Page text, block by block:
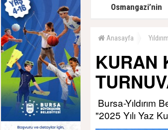
Osmangazi’nin
Anasayfa
KURAN
Bursa-Yıldırım
"2025 Yılı Yaz